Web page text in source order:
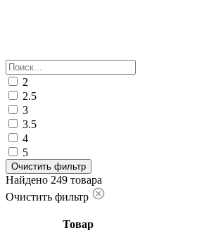
2
2.5
3
3.5
4
5
Очистить фильтр
Найдено 249 товара
Очистить фильтр
Товар